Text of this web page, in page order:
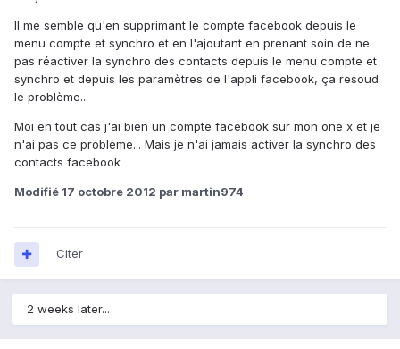
Il me semble qu'en supprimant le compte facebook depuis le
menu compte et synchro et en l'ajoutant en prenant soin de ne
pas réactiver la synchro des contacts depuis le menu compte et
synchro et depuis les paramètres de l'appli facebook, ça resoud
le problème...
Moi en tout cas j'ai bien un compte facebook sur mon one x et je
n'ai pas ce problème... Mais je n'ai jamais activer la synchro des
contacts facebook
Modifié 17 octobre 2012 par martin974
Citer
2 weeks later...